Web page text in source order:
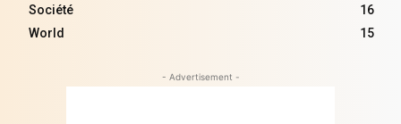
Société
16
World
15
- Advertisement -